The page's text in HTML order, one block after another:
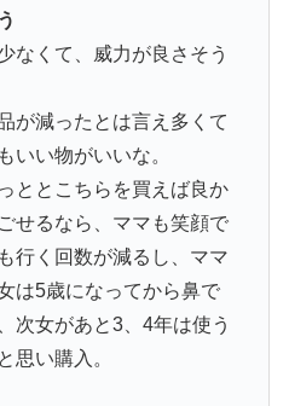
なくて、威力が良さそう
が減ったとは言え多くて
いい物がいいな。
ととこちらを買えば良か
せるなら、ママも笑顔で
行く回数が減るし、ママ
は5歳になってから鼻で
次女があと3、4年は使う
思い購入。